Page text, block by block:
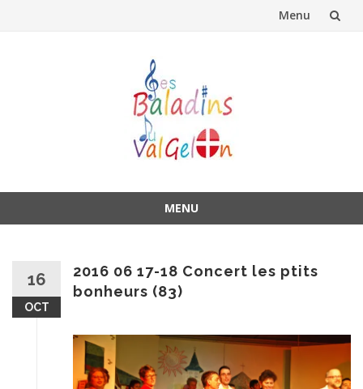
Menu
MENU
16
OCT
2016 06 17-18 Concert les ptits
bonheurs (83)